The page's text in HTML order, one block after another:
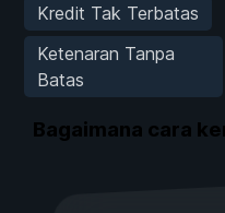
Kredit Tak Terbatas
Ketenaran Tanpa
Batas
Bagaimana cara